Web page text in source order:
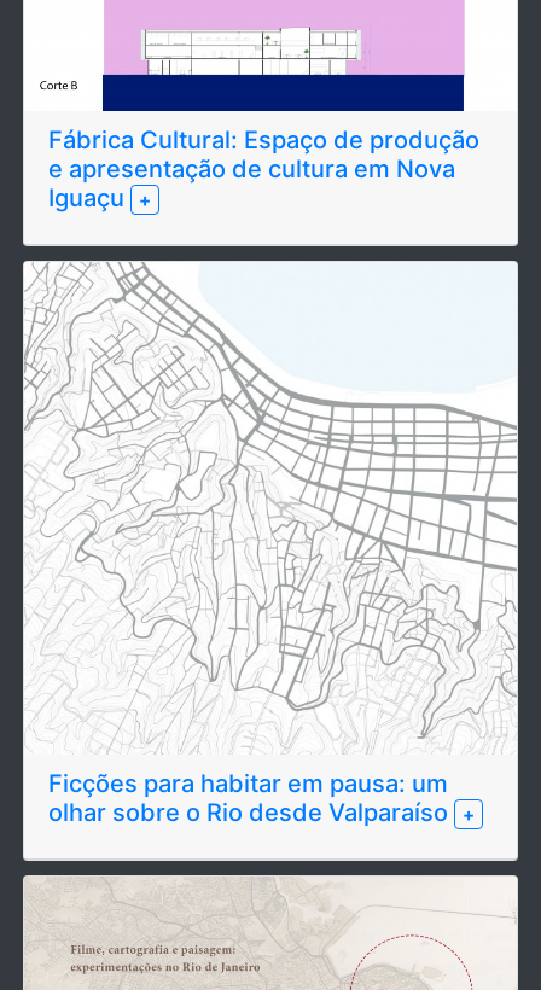
Fábrica Cultural: Espaço de produção
e apresentação de cultura em Nova
Iguaçu
+
Ficções para habitar em pausa: um
olhar sobre o Rio desde Valparaíso
+